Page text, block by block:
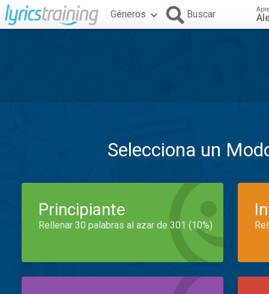
Géneros Buscar
Selecciona un
Principiante
Rellenar 30 palabras al azar de 301 (10%)